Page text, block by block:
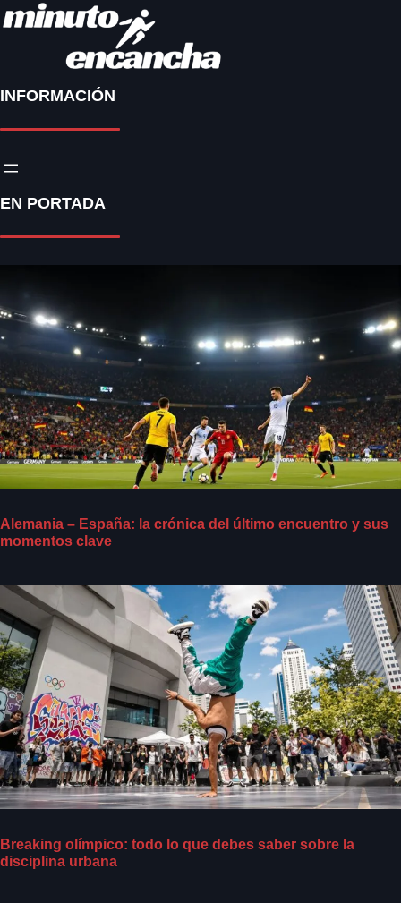
INFORMACIÓN
EN PORTADA
Alemania – España: la crónica del último encuentro y sus
momentos clave
Breaking olímpico: todo lo que debes saber sobre la
disciplina urbana